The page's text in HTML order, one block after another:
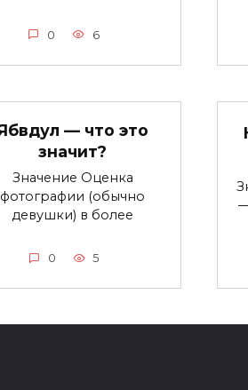
0 6
— что это
значит?
Значение Оценка
фотографии (обычно
девушки) в более
0 5